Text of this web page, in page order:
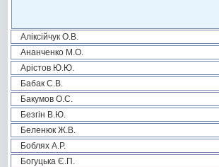
Аліксійчук О.В.
Ананченко М.О.
Арістов Ю.Ю.
Бабак С.В.
Бакумов О.С.
Безгін В.Ю.
Беленюк Ж.В.
Боблях А.Р.
Богуцька Є.П.